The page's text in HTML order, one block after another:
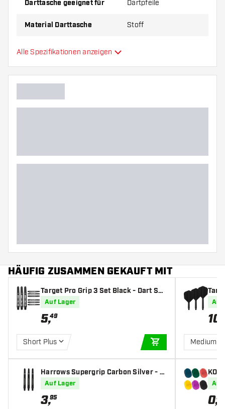
Darttasche geeignet für Dartpfeile
Material Darttasche Stoff
Kapazität Darttasche
Zusätzliche Farben
Alle Spezifikationen anzeigen
HÄUFIG ZUSAMMEN GEKAUFT MIT
Target Pro Grip 3 Set Black - Dart Sha
fts
Auf Lager
5,49
Short Plus
IN DEN
Harrows Supergrip Carbon Silver - D
art Shafts
Auf Lager
3,95
Auf
10
Medium
Auf
0,95